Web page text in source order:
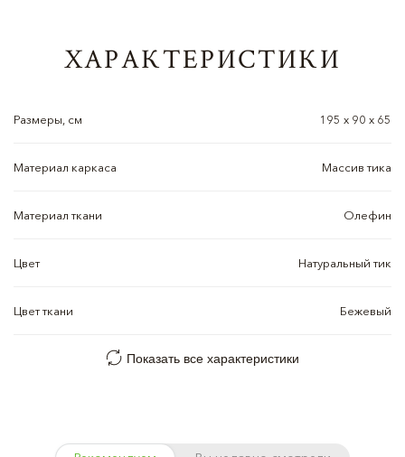
ХАРАКТЕРИСТИКИ
Размеры, см 195 x 90 x 65
Материал каркаса Массив тика
Материал ткани Олефин
Цвет Натуральный тик
Цвет ткани Бежевый
Показать все характеристики